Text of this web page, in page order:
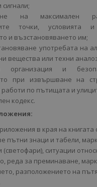
сигнали;
на максимален
точки,
и възстановяването им;
употребата на
вещества или техни
организация и
при извършване на
по пътищата и
кодекс.
в края на книгата
пътни знаци и табели,
(светофари), ситуации
реда за преминаване,
разположението на